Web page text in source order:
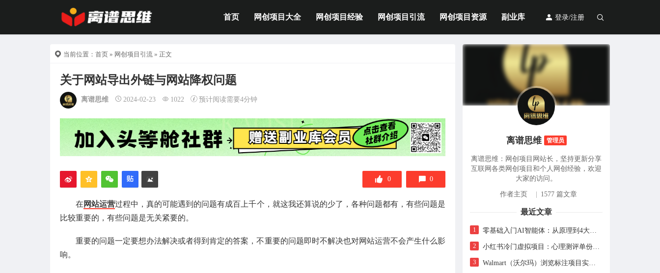
首页 网创项目大全 网创项目经验 网创项目引流 网创项目资源 副业库 登录/注册
当前位置： 首页 » 网创项目引流 » 正文
关于网站导出外链与网站降权问题
离谱思维 2024-02-23 1022 预计阅读需要4分钟
0 0
在 网站运营过程中，真的可能遇到的问题有成百上千个，就这我还算说的少了，各种问题都有，有些问题是
比较重要的，有些问题是无关紧要的。
重要的问题一定要想办法解决或者得到肯定的答案，不重要的问题即时不解决也对网站运营不会产生什么影
响。
离谱思维 管理员
离谱思维：网创项目网站长，坚持更新分享
互联网各类网创项目和个人网创经验，欢迎
大家的访问。
作者主页 1577 篇文章
最近文章
1 零基础入门AI智能体：从原理到4大平台实操，让AI自动干活
2 小红书冷门虚拟项目：心理测评单份1.99元，102天卖出2.4万份，月入1万+
3 Walmart（沃尔玛）浏览标注项目实操：单账号日收益约3美金，电脑可多开